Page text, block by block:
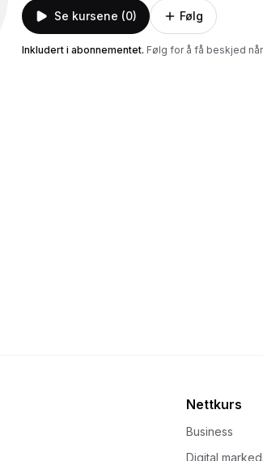
Se kursene (0) Følg
Inkludert i abonnementet. Følg for å få beskjed når
Nettkurs
Business
Digital